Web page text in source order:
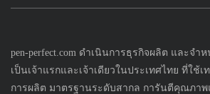
pen-perfect.com ดำเนินการธุรกิจผลิต และจำ
เป็นเจ้าแรกและเจ้าเดียวในประเทศไทย ที่ใช้
การผลิต มาตรฐานระดับสากล การันตีคุณภาพ